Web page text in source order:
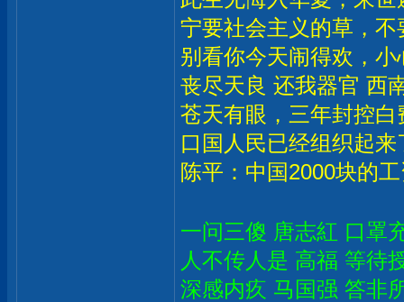
宁要社会主义的草，
别看你今天闹得欢，
丧尽天良 还我器官 西
苍天有眼，三年封控
口国人民已经组织起
陈平：中国2000块的
一问三傻 唐志紅 口罩
人不传人是 高福 等待
深感内疚 马国强 答非